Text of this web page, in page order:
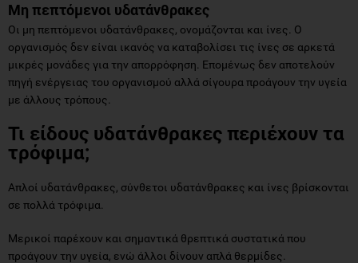
Μη πεπτόμενοι υδατάνθρακες
Οι μη πεπτόμενοι υδατάνθρακες, ονομάζονται και ίνες. Ο
οργανισμός δεν είναι ικανός να καταβολίσει τις ίνες σε αρκετά
μικρές μονάδες για την απορρόφηση. Επομένως δεν αποτελούν
πηγή ενέργειας του οργανισμού αλλά σίγουρα προάγουν την υγεία
με άλλους τρόπους.
Τι είδους υδατάνθρακες περιέχουν τα
τρόφιμα;
Απλοί υδατάνθρακες, σύνθετοι υδατάνθρακες και ίνες βρίσκονται
σε πολλά τρόφιμα.
Μερικοί παρέχουν και σημαντικά θρεπτικά συστατικά που
προάγουν την υγεία, ενώ άλλοι δίνουν απλά θερμίδες.